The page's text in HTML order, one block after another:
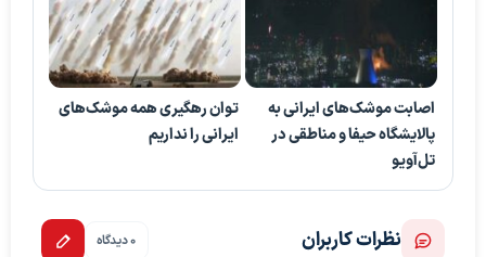
اصابت موشک‌های ایرانی به
پالایشگاه حیفا و مناطقی در
تل‌آویو
توان رهگیری همه موشک‌های
ایرانی را نداریم
نظرات کاربران 0 دیدگاه